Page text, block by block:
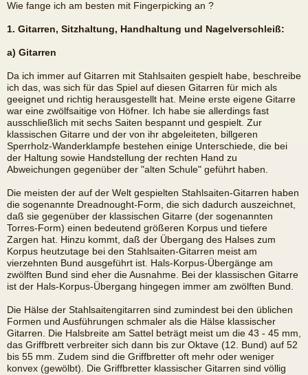
Wie fange ich am besten mit Fingerpicking an ?
1. Gitarren, Sitzhaltung, Handhaltung und Nagelverschleiß:
a) Gitarren
Da ich immer auf Gitarren mit Stahlsaiten gespielt habe, beschreibe
ich das, was sich für das Spiel auf diesen Gitarren für mich als
geeignet und richtig herausgestellt hat. Meine erste eigene Gitarre
war eine zwölfsaitige von Höfner. Ich habe sie allerdings fast
ausschließlich mit sechs Saiten bespannt und gespielt. Zur
klassischen Gitarre und der von ihr abgeleiteten, billgeren
Sperrholz-Wanderklampfe bestehen einige Unterschiede, die bei
der Haltung sowie Handstellung der rechten Hand zu
Abweichungen gegenüber der "alten Schule" geführt haben.
Die meisten der auf der Welt gespielten Stahlsaiten-Gitarren haben
die sogenannte Dreadnought-Form, die sich dadurch auszeichnet,
daß sie gegenüber der klassischen Gitarre (der sogenannten
Torres-Form) einen bedeutend größeren Korpus und tiefere
Zargen hat. Hinzu kommt, daß der Übergang des Halses zum
Korpus heutzutage bei den Stahlsaiten-Gitarren meist am
vierzehnten Bund ausgeführt ist. Hals-Korpus-Übergänge am
zwölften Bund sind eher die Ausnahme. Bei der klassischen Gitarre
ist der Hals-Korpus-Übergang hingegen immer am zwölften Bund.
Die Hälse der Stahlsaitengitarren sind zumindest bei den üblichen
Formen und Ausführungen schmaler als die Hälse klassischer
Gitarren. Die Halsbreite am Sattel beträgt meist um die 43 - 45 mm,
das Griffbrett verbreiter sich dann bis zur Oktave (12. Bund) auf 52
bis 55 mm. Zudem sind die Griffbretter oft mehr oder weniger
konvex (gewölbt). Die Griffbretter klassischer Gitarren sind völlig